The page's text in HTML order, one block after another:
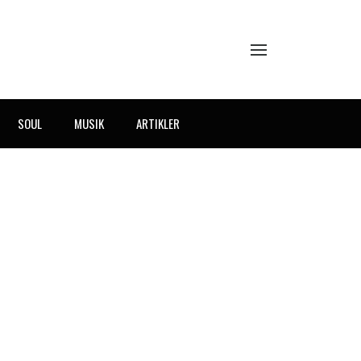
SOUL MUSIK ARTIKLER